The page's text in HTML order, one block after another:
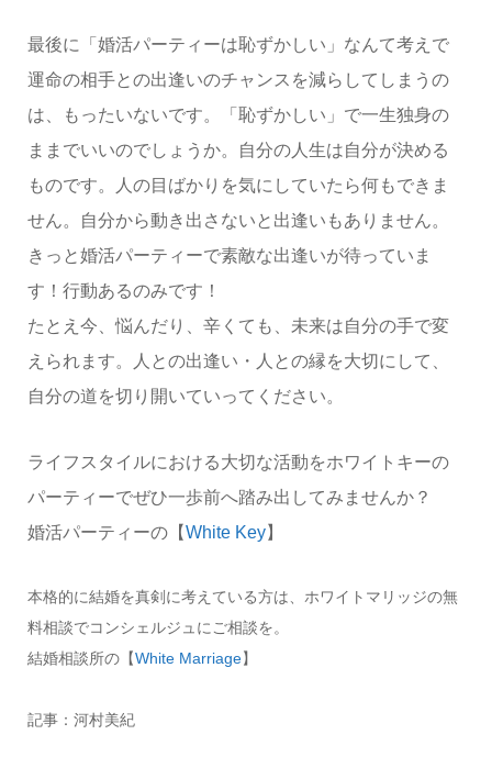
最後に「婚活パーティーは恥ずかしい」なんて考えで
運命の相手との出逢いのチャンスを減らしてしまうの
は、もったいないです。「恥ずかしい」で一生独身の
ままでいいのでしょうか。自分の人生は自分が決める
ものです。人の目ばかりを気にしていたら何もできま
せん。自分から動き出さないと出逢いもありません。
きっと婚活パーティーで素敵な出逢いが待っていま
す！行動あるのみです！
たとえ今、悩んだり、辛くても、未来は自分の手で変
えられます。人との出逢い・人との縁を大切にして、
自分の道を切り開いていってください。
ライフスタイルにおける大切な活動をホワイトキーの
パーティーでぜひ一歩前へ踏み出してみませんか？
婚活パーティーの【White Key】
本格的に結婚を真剣に考えている方は、ホワイトマリッジの無
料相談でコンシェルジュにご相談を。
結婚相談所の【White Marriage】
記事：河村美紀